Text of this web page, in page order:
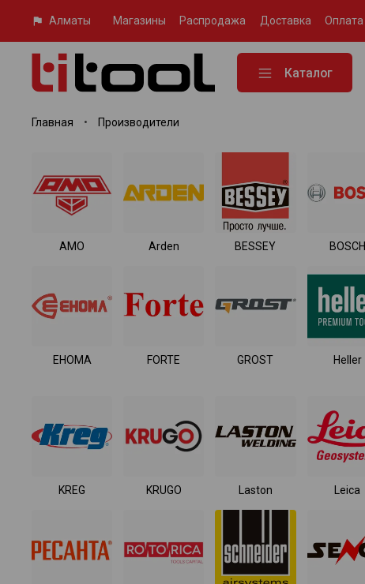
Алматы Магазины Распродажа Доставка Оплата
Каталог
Главная Производители
AMO Arden BESSEY BOSCH
EHOMA FORTE GROST Heller
KREG KRUGO Laston Leica